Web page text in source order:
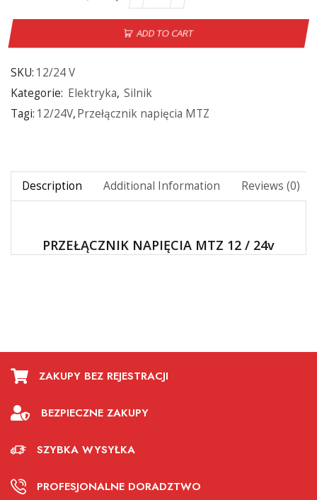
ADD TO CART
SKU: 12/24 V
Kategorie: Elektryka, Silnik
Tagi: 12/24V,Przełącznik napięcia MTZ
Description Additional Information Reviews (0)
PRZEŁĄCZNIK NAPIĘCIA MTZ 12 / 24v
ZAKUPY BEZ REJESTRACJI
BEZPIECZNE ZAKUPY
SZYBKA WYSYŁKA
PROFESJONALNE DORADZTWO